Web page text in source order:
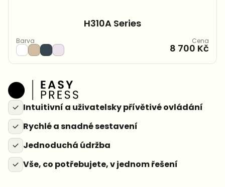
Intuitivní a uživatelsky přívětivé ovládání
Rychlé a snadné sestavení
Jednoduchá údržba
Vše, co potřebujete, v jednom řešení
H310A Series
Barva Cena
8 700 Kč